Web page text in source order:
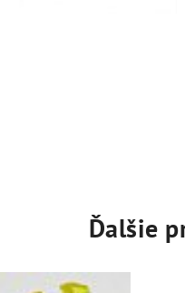
Ďalšie